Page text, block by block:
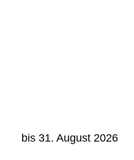
31. August 2026